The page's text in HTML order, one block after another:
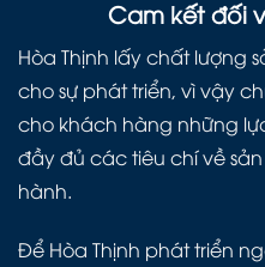
Cam kết đối
Hòa Thịnh lấy chất lượng
cho sự phát triển, vì vậy
cho khách hàng những
đầy đủ các tiêu chí về
hành.
Để Hòa Thịnh phát triển